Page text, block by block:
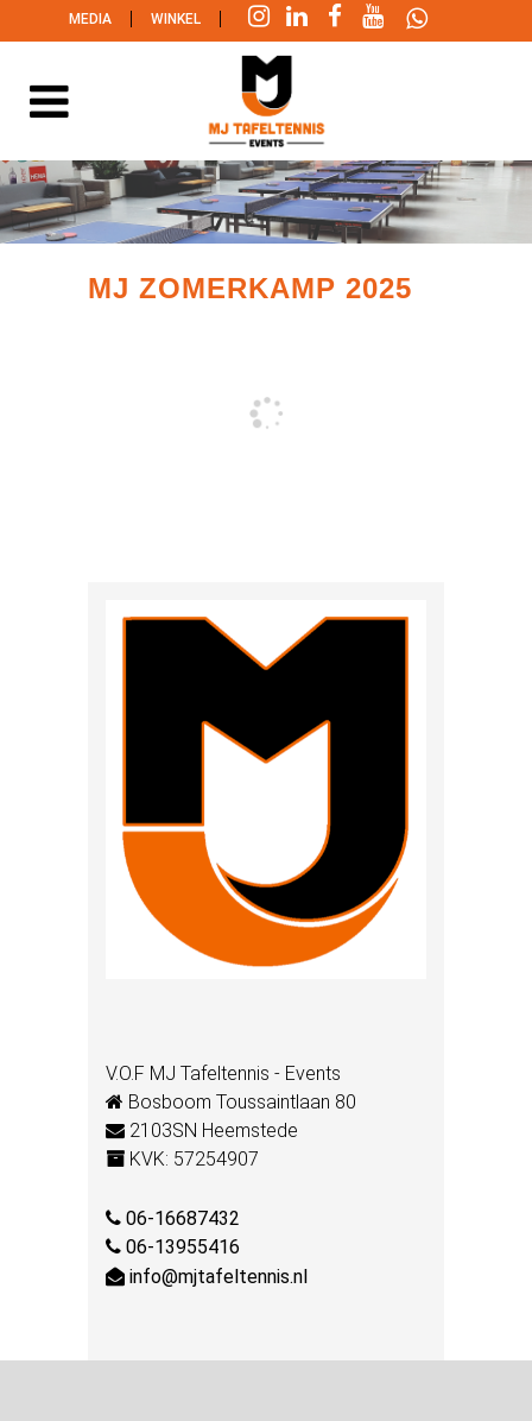
MEDIA | WINKEL |
MJ ZOMERKAMP 2025
V.O.F MJ Tafeltennis - Events
Bosboom Toussaintlaan 80
2103SN Heemstede
KVK: 57254907
06-16687432
06-13955416
info@mjtafeltennis.nl